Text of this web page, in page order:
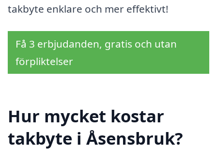
takbyte enklare och mer effektivt!
Få 3 erbjudanden, gratis och utan
förpliktelser
Hur mycket kostar
takbyte i Åsensbruk?